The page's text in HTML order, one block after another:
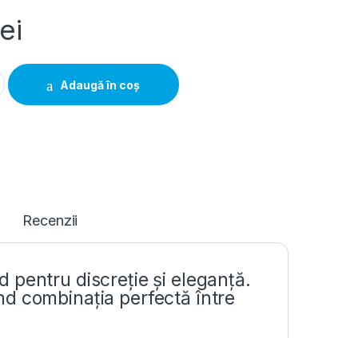
ușă transparentă IP40, Hager Golf | VF418TD quantity
Adaugă în coș
Recenzii
pentru discreție și eleganță.
combinația perfectă între